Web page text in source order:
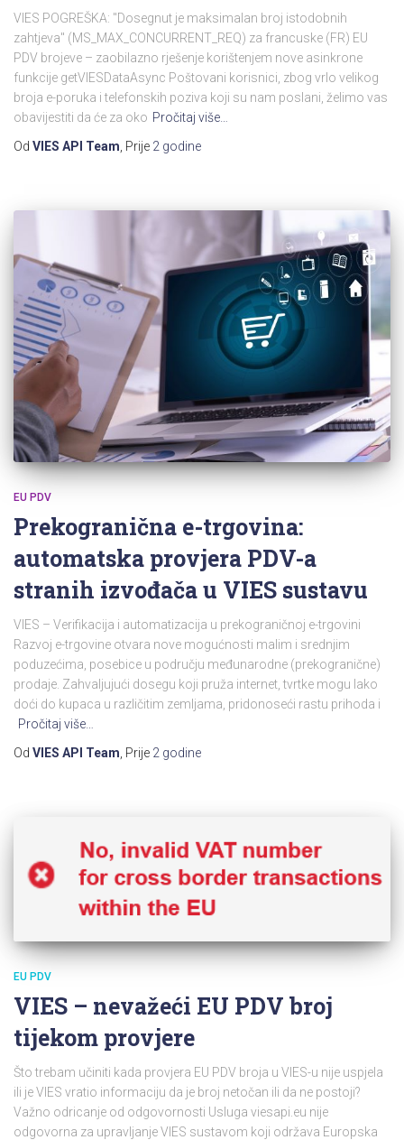
VIES POGREŠKA: "Dosegnut je maksimalan broj istodobnih
zahtjeva" (MS_MAX_CONCURRENT_REQ) za francuske (FR) EU
PDV brojeve – zaobilazno rješenje korištenjem nove asinkrone
funkcije getVIESDataAsync Poštovani korisnici, zbog vrlo velikog
broja e-poruka i telefonskih poziva koji su nam poslani, želimo vas
obavijestiti da će za oko Pročitaj više…
Od VIES API Team , Prije 2 godine
EU PDV
Prekogranična e-trgovina:
automatska provjera PDV-a
stranih izvođača u VIES sustavu
VIES – Verifikacija i automatizacija u prekograničnoj e-trgovini
Razvoj e-trgovine otvara nove mogućnosti malim i srednjim
poduzećima, posebice u području međunarodne (prekogranične)
prodaje. Zahvaljujući dosegu koji pruža internet, tvrtke mogu lako
doći do kupaca u različitim zemljama, pridonoseći rastu prihoda i
Pročitaj više…
Od VIES API Team , Prije 2 godine
EU PDV
VIES – nevažeći EU PDV broj
tijekom provjere
Što trebam učiniti kada provjera EU PDV broja u VIES-u nije uspjela
ili je VIES vratio informaciju da je broj netočan ili da ne postoji?
Važno odricanje od odgovornosti Usluga viesapi.eu nije
odgovorna za upravljanje VIES sustavom koji održava Europska